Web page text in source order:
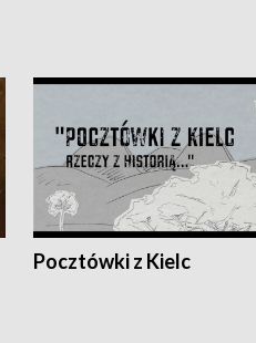
Pocztówki z Kielc